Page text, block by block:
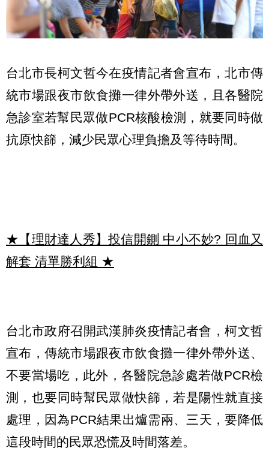
台北市長柯文哲今在疫情記者會宣布，北市傳
統市場跟夜市飲食攤一律外帶外送，且各醫院
急診室若幫民眾做PCR核酸檢測，就要同時做
抗原快篩，減少民眾心理負擔及等待時間。
★【理財達人秀】投信開鍘 中小不妙? 回血又
解套 清單勝利組 ★
台北市政府召開武漢肺炎疫情記者會，柯文哲
宣布，傳統市場跟夜市飲食攤一律外帶外送、
不要當場吃，此外，各醫院急診處若做PCR檢
測，也要同時幫民眾做快篩，若是陽性就直接
處理，因為PCR結果出爐需兩、三天，要降低
這段時間的民眾恐慌及時間落差。